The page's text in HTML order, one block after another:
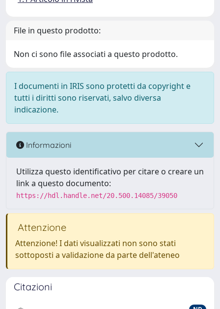
File in questo prodotto:
Non ci sono file associati a questo prodotto.
I documenti in IRIS sono protetti da copyright e
tutti i diritti sono riservati, salvo diversa
indicazione.
Informazioni
Utilizza questo identificativo per citare o creare un
link a questo documento:
https://hdl.handle.net/20.500.14085/39050
Attenzione
Attenzione! I dati visualizzati non sono stati
sottoposti a validazione da parte dell'ateneo
Citazioni